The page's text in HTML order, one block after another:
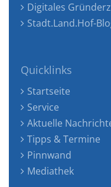
Digitales
Stadt.Land.Hof-
Quicklinks
Startseite
Service
Aktuelle
Tipps & Termine
Pinnwand
Mediathek